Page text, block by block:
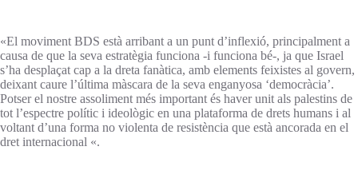
«El moviment BDS està arribant a un punt d’inflexió, principalment a
causa de que la seva estratègia funciona -i funciona bé-, ja que Israel
s’ha desplaçat cap a la dreta fanàtica, amb elements feixistes al govern,
deixant caure l’última màscara de la seva enganyosa ‘democràcia’.
Potser el nostre assoliment més important és haver unit als palestins de
tot l’espectre polític i ideològic en una plataforma de drets humans i al
voltant d’una forma no violenta de resistència que està ancorada en el
dret internacional «.